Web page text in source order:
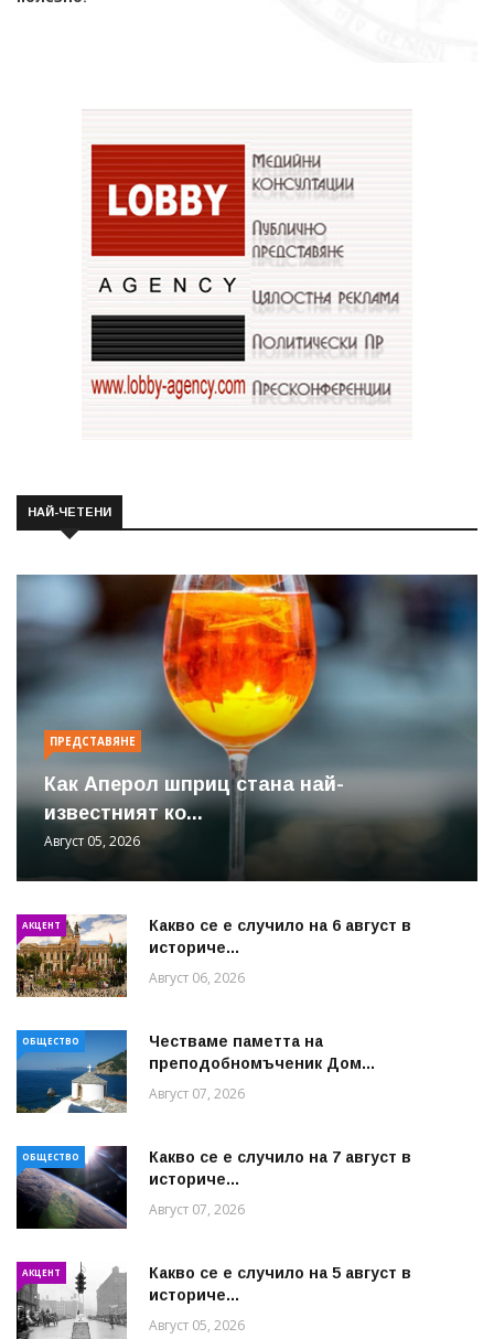
НАЙ-ЧЕТЕНИ
ПРЕДСТАВЯНЕ
Как Аперол шприц стана най-
известният ко...
Август 05, 2026
АКЦЕНТ
Какво се е случило на 6 август в
историче...
Август 06, 2026
ОБЩЕСТВО
Честваме паметта на
преподобномъченик Дом...
Август 07, 2026
ОБЩЕСТВО
Какво се е случило на 7 август в
историче...
Август 07, 2026
АКЦЕНТ
Какво се е случило на 5 август в
историче...
Август 05, 2026